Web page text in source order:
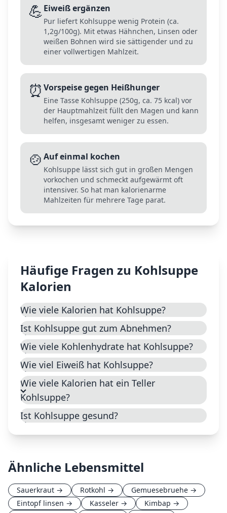
💪Eiweiß ergänzen
Pur liefert Kohlsuppe wenig Protein (ca.
1,2g/100g). Mit etwas Hähnchen, Linsen oder
weißen Bohnen wird sie sättigender und zu
einer vollwertigen Mahlzeit.
⏰ Vorspeise gegen Heißhunger
Eine Tasse Kohlsuppe (250g, ca. 75 kcal) vor
der Hauptmahlzeit füllt den Magen und kann
helfen, insgesamt weniger zu essen.
🍲 Auf einmal kochen
Kohlsuppe lässt sich gut in großen Mengen
vorkochen und schmeckt aufgewärmt oft
intensiver. So hat man kalorienarme
Mahlzeiten für mehrere Tage parat.
Häufige Fragen zu Kohlsuppe
Kalorien
Wie viele Kalorien hat Kohlsuppe?
Ist Kohlsuppe gut zum Abnehmen?
Wie viele Kohlenhydrate hat Kohlsuppe?
Wie viel Eiweiß hat Kohlsuppe?
Wie viele Kalorien hat ein Teller
Kohlsuppe?
Ist Kohlsuppe gesund?
Ähnliche Lebensmittel
Sauerkraut → Rotkohl → Gemuesebruehe →
Eintopf linsen → Kasseler → Kimbap →